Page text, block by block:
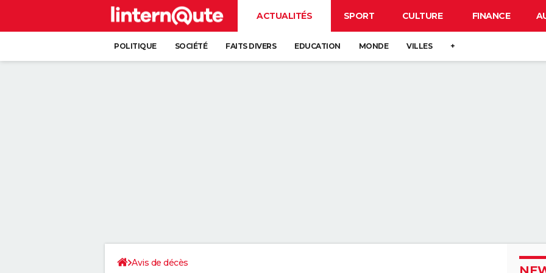
ACTUALITÉS SPORT CULTURE FINANCE
POLITIQUE SOCIÉTÉ FAITS DIVERS EDUCATION MONDE VILLES +
Avis de décès